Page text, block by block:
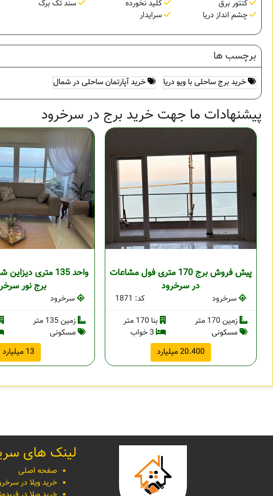
کنتور برق
کلید نخورده سند تک برگ
چشم انداز دریا
سرایدار
برچسب ها
خرید برج ساحلی با ویو دریا خرید آپارتمان ساحلی در شمال
پیشنهادات ما جهت خرید برج در سرخرود
پیش فروش برج 170 متری فول مشاعات
در سرخرود
سرخرود
کد: 1871
زمین 170 متر
بنا 170 متر
مسکونی
3 خواب
20.400 میلیارد
واحد 135 متری
برج نور
سرخرود
زمین 135 متر
مسکونی
13 میلیارد
لینک های
صفحه اصلی
خرید ویلا در